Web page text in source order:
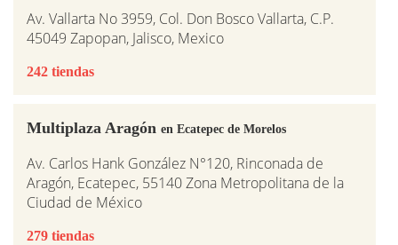
Av. Vallarta No 3959, Col. Don Bosco Vallarta, C.P.
45049 Zapopan, Jalisco, Mexico
242 tiendas
Multiplaza Aragón en Ecatepec de Morelos
Av. Carlos Hank González N°120, Rinconada de
Aragón, Ecatepec, 55140 Zona Metropolitana de la
Ciudad de México
279 tiendas